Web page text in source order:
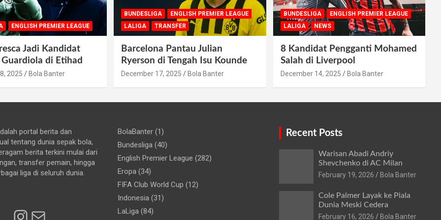
ENGLISH PREMIER LEAGUE
Jadi Kandidat
Guardiola di Etihad
2025 Bola Banter
BUNDESLIGA
ENGLISH PREMIER LEAGUE
LALIGA
TRANSFER
Barcelona Pantau Julian
Ryerson di Tengah Isu Kounde
December 17, 2025 Bola Banter
BUNDESLIGA
ENGLISH PREMIER LEAGUE
LALIGA
NEWS
8 Kandidat Pengganti Mohamed
Salah di Liverpool
December 14, 2025 Bola Banter
portal berita dan
tentang dunia sepak bola,
berita terkini mulai dari
transfer pemain, hingga
liga di seluruh dunia.
Instagram
Mail
BolaBanter (1)
Bundesliga (40)
English Premier League (282)
Eropa (34)
FIFA Club World Cup (12)
Indonesia (31)
LaLiga (84)
Recent Posts
Warisan Abadi Andriy
Shevchenko di AC Milan
February 19, 2026
Bola Banter
Cole Palmer Layak ke Piala
Dunia Meski Cedera
February 16, 2026
Bola Banter